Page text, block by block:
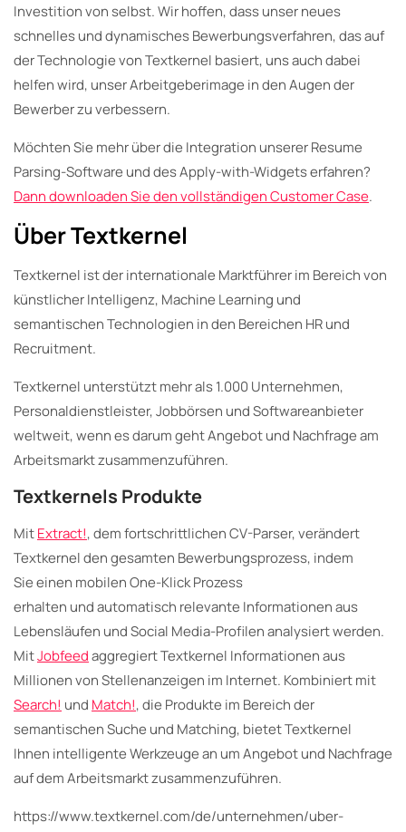
Investition von selbst. Wir hoffen, dass unser neues
schnelles und dynamisches Bewerbungsverfahren, das auf
der Technologie von Textkernel basiert, uns auch dabei
helfen wird, unser Arbeitgeberimage in den Augen der
Bewerber zu verbessern.
Möchten Sie mehr über die Integration unserer Resume
Parsing-Software und des Apply-with-Widgets erfahren?
Dann downloaden Sie den vollständigen Customer Case.
Über Textkernel
Textkernel ist der internationale Marktführer im Bereich von
künstlicher Intelligenz, Machine Learning und
semantischen Technologien in den Bereichen HR und
Recruitment.
Textkernel unterstützt mehr als 1.000 Unternehmen,
Personaldienstleister, Jobbörsen und Softwareanbieter
weltweit, wenn es darum geht Angebot und Nachfrage am
Arbeitsmarkt zusammenzuführen.
Textkernels Produkte
MitExtract!, dem fortschrittlichen CV-Parser, verändert
Textkernel den gesamten Bewerbungsprozess, indem
Sie einen mobilen One-Klick Prozess
erhalten und automatisch relevante Informationen aus
Lebensläufen und Social Media-Profilen analysiert werden.
MitJobfeedaggregiert Textkernel Informationen aus
Millionen von Stellenanzeigen im Internet. Kombiniert mit
Search! und Match!, die Produkte im Bereich der
semantischen Suche und Matching, bietet Textkernel
Ihnen intelligente Werkzeuge an um Angebot und Nachfrage
auf dem Arbeitsmarkt zusammenzuführen.
https://www.textkernel.com/de/unternehmen/uber-